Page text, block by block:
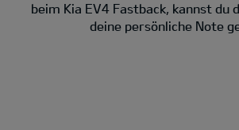
beim Kia EV4 Fastback, kannst du
deine persönliche Note